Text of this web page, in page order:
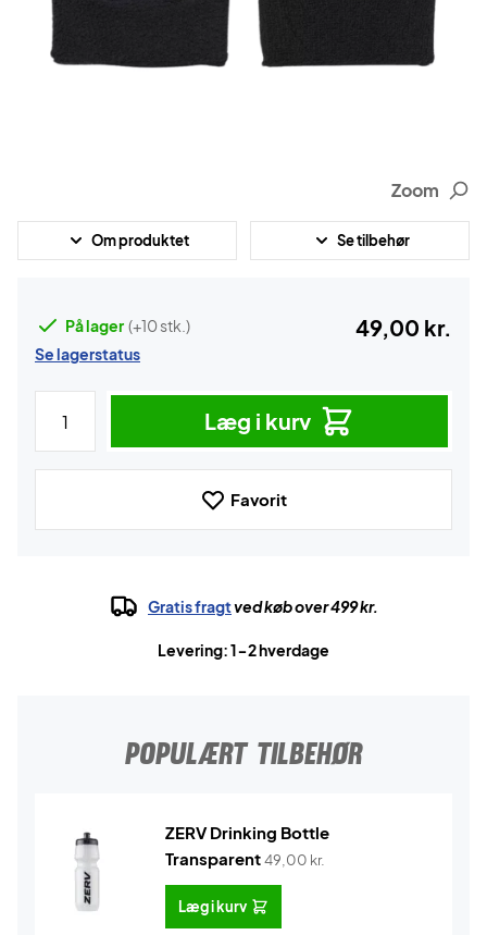
Zoom
Om produktet Se tilbehør
På lager (+10 stk.)
Se lagerstatus
49,00 kr.
Læg i kurv
Favorit
Gratis fragtved køb over 499 kr.
Levering: 1-2 hverdage
POPULÆRT TILBEHØR
ZERV Drinking Bottle
Transparent49,00 kr.
Læg i kurv